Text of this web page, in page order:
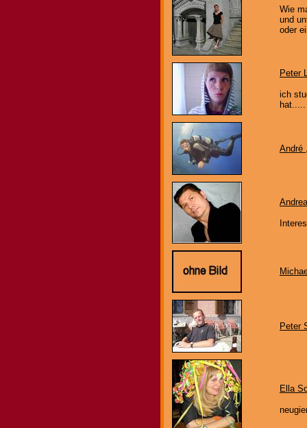
Wie
und
oder
Peter
ich
hat.....
André
Peter
Ella